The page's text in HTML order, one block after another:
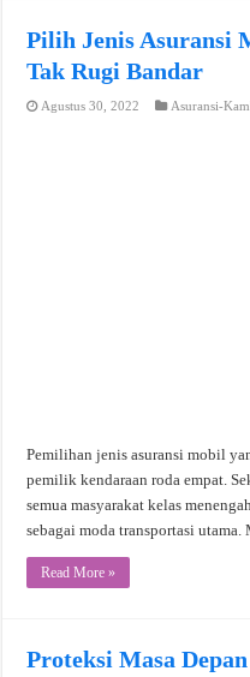
Pilih Jenis Asuransi
Tak Rugi Bandar
Agustus 30, 2022 Asuransi-
Pemilihan jenis asuransi mobil
pemilik kendaraan roda empat.
semua masyarakat kelas
sebagai moda transportasi
Read More »
Proteksi Masa